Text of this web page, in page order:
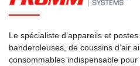
Le spécialiste d’appareils et
banderoleuses, de coussins d’air
consommables indispensable pour